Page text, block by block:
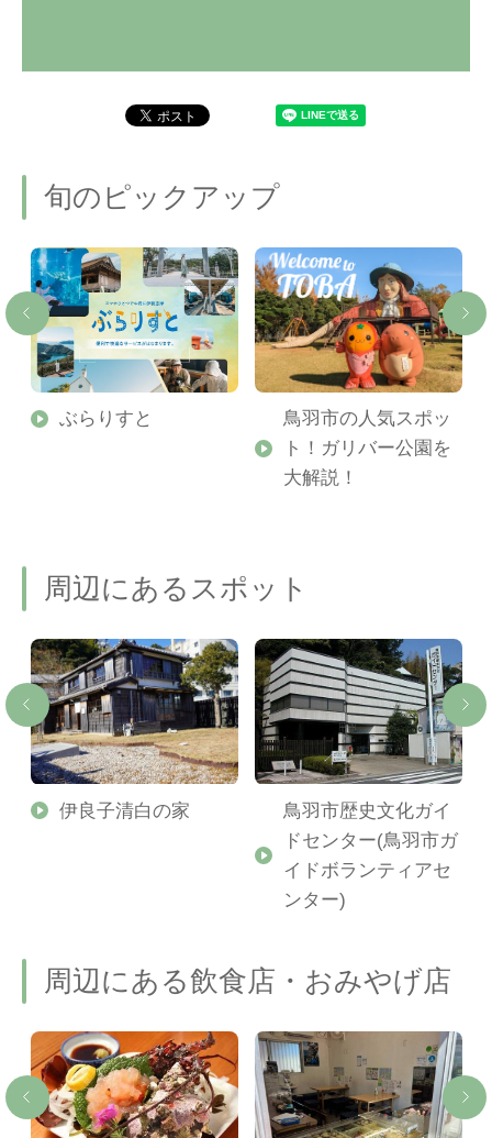
旬のピックアップ
ぶらりすと
鳥羽市の人気スポッ
ト！ガリバー公園を
大解説！
周辺にあるスポット
伊良子清白の家
鳥羽市歴史文化ガイ
ドセンター(鳥羽市ガ
イドボランティアセ
ンター)
周辺にある飲食店・おみやげ店